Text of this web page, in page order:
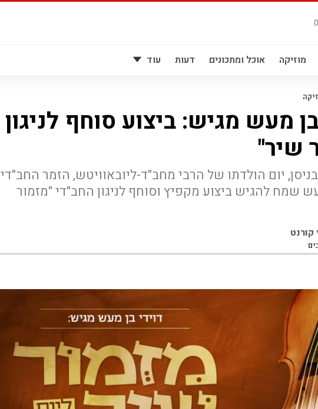
מוזיקה אוכל ומתכונים דעות עוד
בן מעש מגיש: ביצוע סוחף לניגון
שיר"
יום הולדתו של הרבי מחב"ד-ליובאוויטש, הזמר החב"די
שמח להגיש ביצוע מקפיץ וסוחף לניגון החב"די "מזמור
קורנט